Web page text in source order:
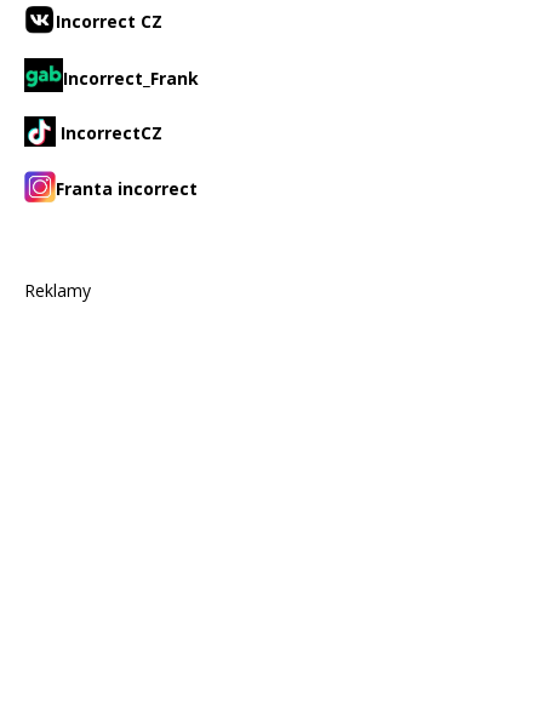
Incorrect CZ
Incorrect_Frank
IncorrectCZ
Franta incorrect
Reklamy